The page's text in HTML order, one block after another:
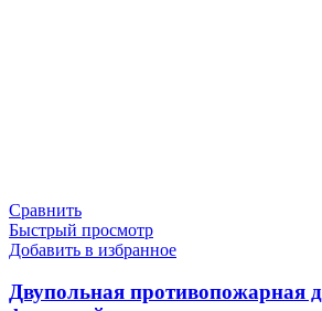
Сравнить
Быстрый просмотр
Добавить в избранное
Двупольная противопожарная